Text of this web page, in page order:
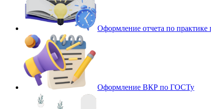
Оформление отчета по
Оформление ВКР по ГОСТу